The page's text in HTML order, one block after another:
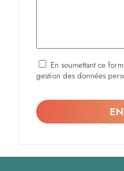
En soumettant ce
gestion des données